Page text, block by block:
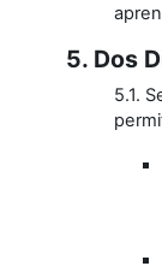
5. Dos
5.1.